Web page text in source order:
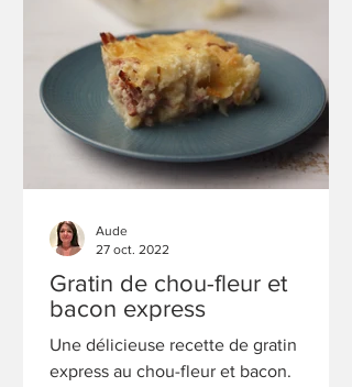
Gratin de chou-fleur et
bacon express
Une délicieuse recette de gratin
express au chou-fleur et bacon.
Aude
27 oct. 2022